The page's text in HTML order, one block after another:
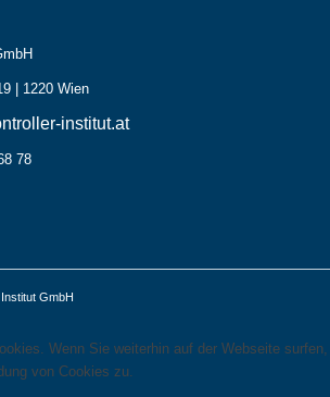
| 1220 Wien
institut.at
78
GmbH
Wenn Sie weiterhin auf der Webseite surfen,
von Cookies zu.